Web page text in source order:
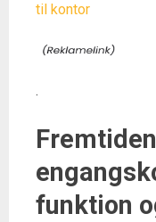
til kontor
.
funktion